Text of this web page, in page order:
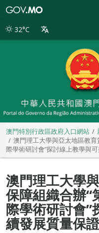
別
32°C
澳門特別行政區政府入口網站
澳門理工大學與亞太地區教
際學術研討會”探討線上教學與
澳門理工大學
保障組織合辦“
際學術研討會”
續發展質量保證